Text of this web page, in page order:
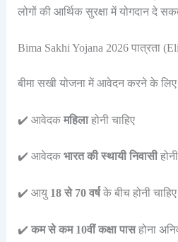
लोगों की आर्थिक सुरक्षा में योगदान दे
Bima Sakhi Yojana 2026 पात्रता
बीमा सखी योजना में आवेदन करने के लिए
✔️ आवेदक महिलाहोनी चाहिए
✔️ आवेदक भारत की स्थायी निवासी
✔️ आयु 18 से 70 वर्षके बीच होनी चाहिए
✔️ कम से कम 10वीं कक्षा पासहोना